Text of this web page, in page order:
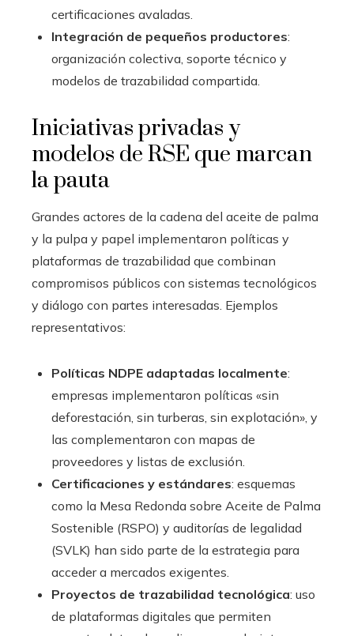
certificaciones avaladas.
Integración de pequeños productores:
organización colectiva, soporte técnico y
modelos de trazabilidad compartida.
Iniciativas privadas y
modelos de RSE que marcan
la pauta
Grandes actores de la cadena del aceite de palma
y la pulpa y papel implementaron políticas y
plataformas de trazabilidad que combinan
compromisos públicos con sistemas tecnológicos
y diálogo con partes interesadas. Ejemplos
representativos:
Políticas NDPE adaptadas localmente:
empresas implementaron políticas «sin
deforestación, sin turberas, sin explotación», y
las complementaron con mapas de
proveedores y listas de exclusión.
Certificaciones y estándares: esquemas
como la Mesa Redonda sobre Aceite de Palma
Sostenible (RSPO) y auditorías de legalidad
(SVLK) han sido parte de la estrategia para
acceder a mercados exigentes.
Proyectos de trazabilidad tecnológica: uso
de plataformas digitales que permiten